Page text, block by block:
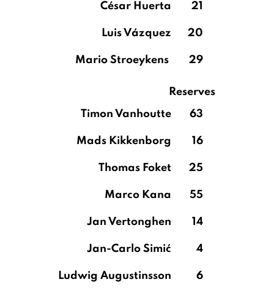
César Huerta 21
Luis Vázquez 20
Mario Stroeykens 29
Reserves
Timon Vanhoutte
63
Mads Kikkenborg 16
Thomas Foket 25
Marco Kana 55
Jan Vertonghen 14
Jan-Carlo Simić 4
Ludwig Augustinsson 6